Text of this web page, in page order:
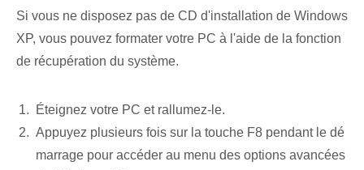
Si vous ne disposez pas de CD d'installation de Windows
XP, vous pouvez formater votre PC à l'aide de la fonction
de récupération du système.
Éteignez votre PC et rallumez-le.
Appuyez plusieurs fois sur la touche F8 pendant le dé
marrage pour accéder au menu des options avancées